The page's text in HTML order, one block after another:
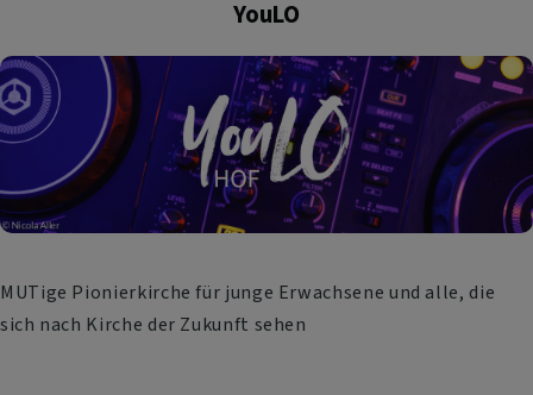
YouLO
MUTige Pionierkirche für junge Erwachsene und alle, die
sich nach Kirche der Zukunft sehen